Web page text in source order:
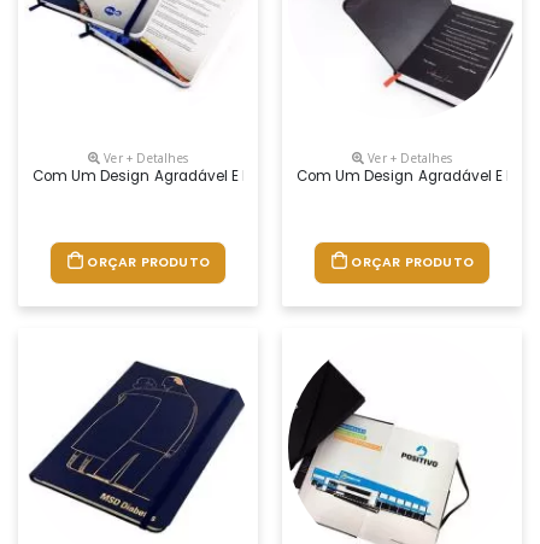
Ver + Detalhes
Com Um Design Agradável E De Grande Utilidade, O Moleskine Agrada
ORÇAR PRODUTO
Ver + Detalhes
Com Um Design Agradável E De
ORÇAR PRODUTO